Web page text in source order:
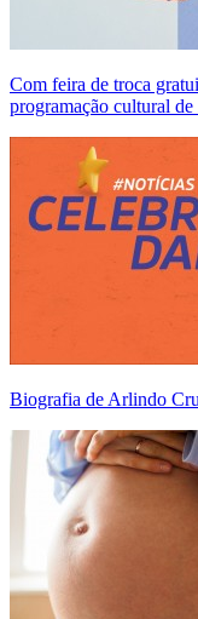
Com feira de troca
programação cultural de
Biografia de Arlindo